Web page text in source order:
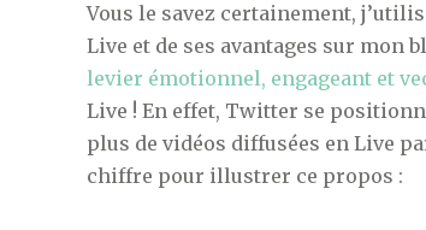
Vous le savez certainement,
Live et de ses avantages sur mon
levier émotionnel, engageant et
Live ! En effet, Twitter se
plus de vidéos diffusées en Live
chiffre pour illustrer ce propos :